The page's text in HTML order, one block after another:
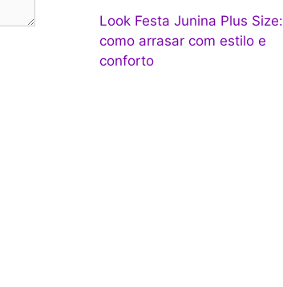
Look Festa Junina Plus Size:
como arrasar com estilo e
conforto